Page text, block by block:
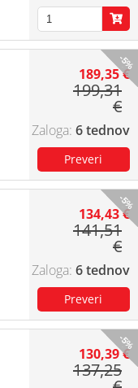
-5%
189,35 €
199,31
€
6 tednov
-5%
134,43 €
141,51
€
6 tednov
-5%
130,39 €
137,25